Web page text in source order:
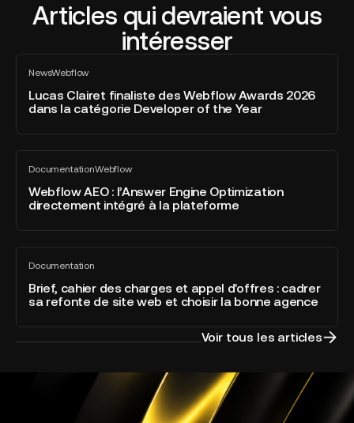
Articles qui devraient vous
intéresser
NewsWebflow
Tout
voir
Lucas Clairet finaliste des Webflow Awards 2026
dans la catégorie Developer of the Year
Lucas
Clairet
finaliste
des
dans
catégorie
Developer
of
the
DocumentationWebflow
Tout
voir
Webflow AEO : l’Answer Engine Optimization
directement intégré à la plateforme
Webflow
AEO
l’Answer
intégré
plateforme
Documentation
Tout
voir
Brief, cahier des charges et appel d'offres : cadrer
sa refonte de site web et choisir la bonne agence
Brief,
cahier
des
charges
Voir tous les articles